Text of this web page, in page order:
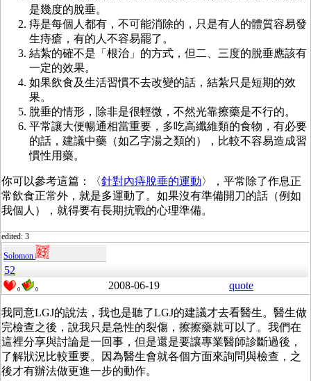
是幾度的脫垂。
痔是每個人都有，不可能消除的，只是有人的體質容易發
生痔瘡，有的人不容易罷了。
結紮的確不是「根治」的方式，但二、三度的脫垂應該有
一定的效果。
如果飲食及生活習慣不去改變的話，結紮只是短期的效
果。
脫垂的情形，除非是很輕微，不然光靠擦藥是不行的。
平常讓大便暢通相當重要，多吃高纖維類的食物，有必要
的話，建議中藥（如乙字湯之類的），比較不容易造成習
慣性用藥。
你可以參考這篇：〈針對內痔脫垂的運動〉，平常除了作息正
常飲食正常外，就是多運動了。如果沒有準備開刀的話（例如
我個人），就得要有長期抗戰的心理準備。
edited: 3
Solomon
52
0 0 2008-06-19 quote
我同意LGJ的說法，我也是聽了LGJ的建議才去看醫生。醫生做
完檢查之後，說我只是急性的裂傷，擦擦藥就可以了。我們在
這裡分享與討論是一回事，但是還是要讓專業醫師診斷過後，
了解狀況比較重要。因為醫生會就各個方面來詢問與檢查，之
後才有辦法做更進一步的動作。